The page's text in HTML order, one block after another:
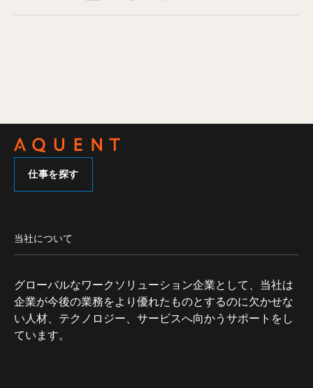
仕事を探す
当社について
グローバルなワークソリューション企業として、当社は
企業が今後の業務をより優れたものとするのに欠かせな
い人材、テクノロジー、サービスへ向かうサポートをし
ています。